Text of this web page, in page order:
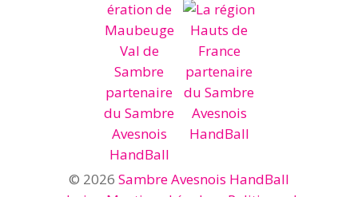
© 2026 Sambre Avesnois HandBall